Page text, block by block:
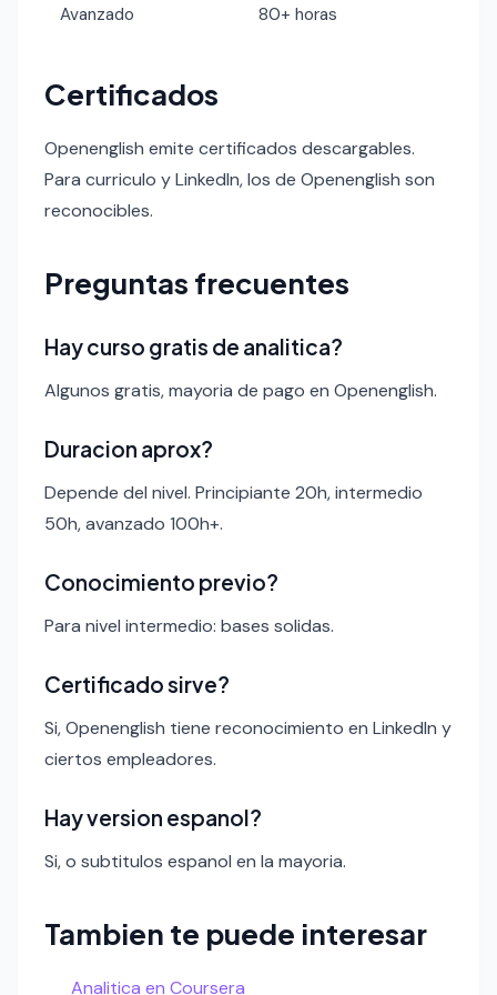
Avanzado 80+ horas
Certificados
Openenglish emite certificados descargables.
Para curriculo y LinkedIn, los de Openenglish son
reconocibles.
Preguntas frecuentes
Hay curso gratis de analitica?
Algunos gratis, mayoria de pago en Openenglish.
Duracion aprox?
Depende del nivel. Principiante 20h, intermedio
50h, avanzado 100h+.
Conocimiento previo?
Para nivel intermedio: bases solidas.
Certificado sirve?
Si, Openenglish tiene reconocimiento en LinkedIn y
ciertos empleadores.
Hay version espanol?
Si, o subtitulos espanol en la mayoria.
Tambien te puede interesar
Analitica en Coursera